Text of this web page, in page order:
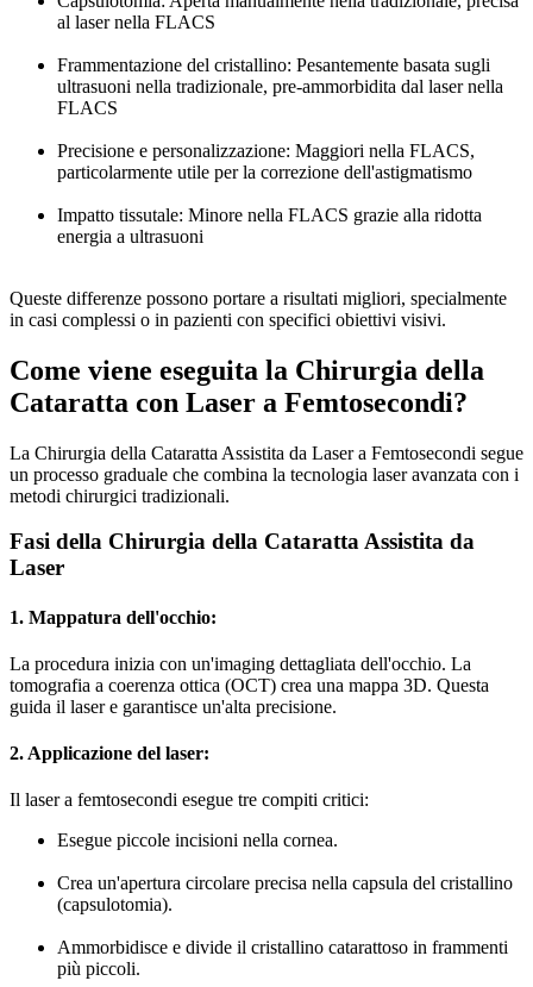
al laser nella FLACS
Frammentazione del cristallino: Pesantemente basata sugli
ultrasuoni nella tradizionale, pre-ammorbidita dal laser nella
FLACS
Precisione e personalizzazione: Maggiori nella FLACS,
particolarmente utile per la correzione dell'astigmatismo
Impatto tissutale: Minore nella FLACS grazie alla ridotta
energia a ultrasuoni
Queste differenze possono portare a risultati migliori, specialmente
in casi complessi o in pazienti con specifici obiettivi visivi.
Come viene eseguita la Chirurgia della
Cataratta con Laser a Femtosecondi?
La Chirurgia della Cataratta Assistita da Laser a Femtosecondi segue
un processo graduale che combina la tecnologia laser avanzata con i
metodi chirurgici tradizionali.
Fasi della Chirurgia della Cataratta Assistita da
Laser
1. Mappatura dell'occhio:
La procedura inizia con un'imaging dettagliata dell'occhio. La
tomografia a coerenza ottica (OCT) crea una mappa 3D. Questa
guida il laser e garantisce un'alta precisione.
2. Applicazione del laser:
Il laser a femtosecondi esegue tre compiti critici:
Esegue piccole incisioni nella cornea.
Crea un'apertura circolare precisa nella capsula del cristallino
(capsulotomia).
Ammorbidisce e divide il cristallino catarattoso in frammenti
più piccoli.